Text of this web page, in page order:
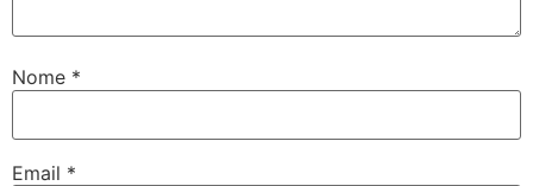
Nome *
Email *